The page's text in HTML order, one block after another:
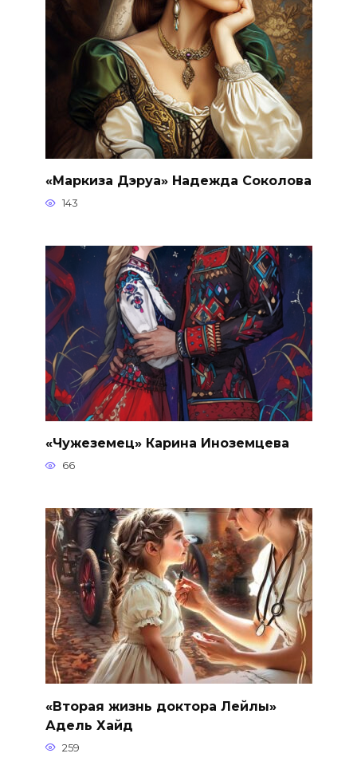
«Маркиза Дэруа» Надежда Соколова
143
«Чужеземец» Карина Иноземцева
66
«Вторая жизнь доктора Лейлы»
Адель Хайд
259